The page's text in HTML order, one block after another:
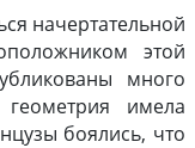
начертательной
этой
много
имела
боялись, что